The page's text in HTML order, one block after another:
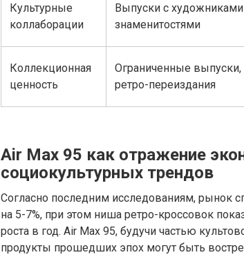
Культурные
коллаборации
Выпуски с
знаменитостями
Коллекционная
ценность
Ограниченные выпуски,
ретро-переиздания
Air Max 95 как отражение
социокультурных трендов
Согласно последним исследованиям, рынок
на 5-7%, при этом ниша ретро-кроссовок
роста в год. Air Max 95, будучи частью
продукты прошедших эпох могут быть